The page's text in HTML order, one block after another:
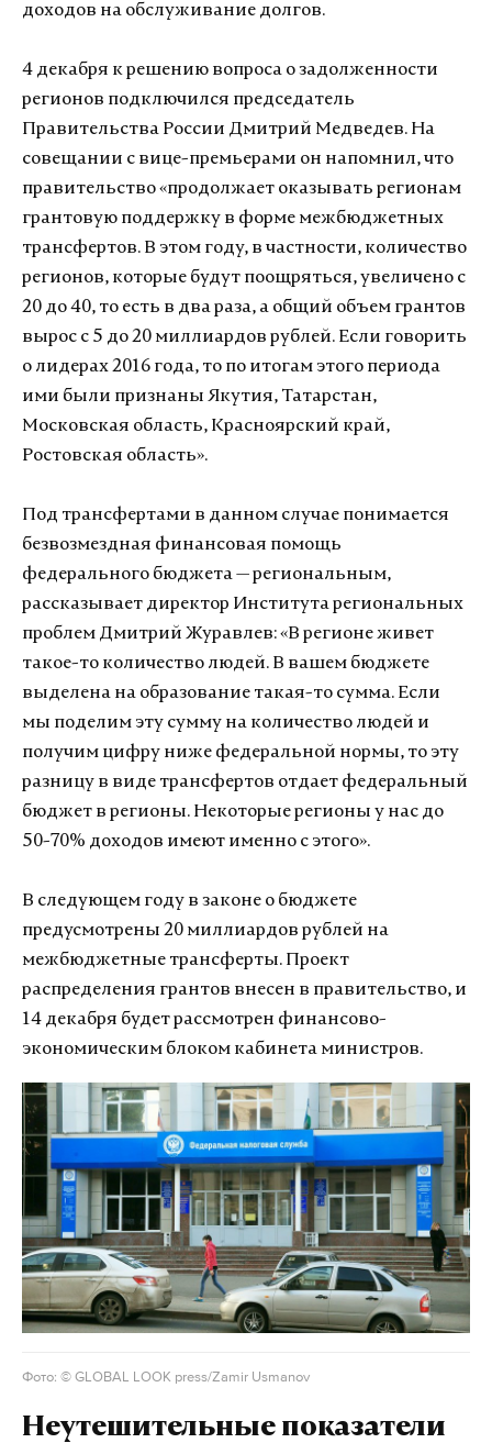
доходов на обслуживание долгов.
4 декабря к решению вопроса о задолженности
регионов подключился председатель
Правительства России Дмитрий Медведев. На
совещании с вице-премьерами он напомнил, что
правительство «продолжает оказывать регионам
грантовую поддержку в форме межбюджетных
трансфертов. В этом году, в частности, количество
регионов, которые будут поощряться, увеличено с
20 до 40, то есть в два раза, а общий объем грантов
вырос с 5 до 20 миллиардов рублей. Если говорить
о лидерах 2016 года, то по итогам этого периода
ими были признаны Якутия, Татарстан,
Московская область, Красноярский край,
Ростовская область».
Под трансфертами в данном случае понимается
безвозмездная финансовая помощь
федерального бюджета — региональным,
рассказывает директор Института региональных
проблем Дмитрий Журавлев: «В регионе живет
такое-то количество людей. В вашем бюджете
выделена на образование такая-то сумма. Если
мы поделим эту сумму на количество людей и
получим цифру ниже федеральной нормы, то эту
разницу в виде трансфертов отдает федеральный
бюджет в регионы. Некоторые регионы у нас до
50-70% доходов имеют именно с этого».
В следующем году в законе о бюджете
предусмотрены 20 миллиардов рублей на
межбюджетные трансферты. Проект
распределения грантов внесен в правительство, и
14 декабря будет рассмотрен финансово-
экономическим блоком кабинета министров.
Фото: © GLOBAL LOOK press/Zamir Usmanov
Неутешительные показатели